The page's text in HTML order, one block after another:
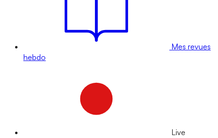
Mes revues
hebdo
Live